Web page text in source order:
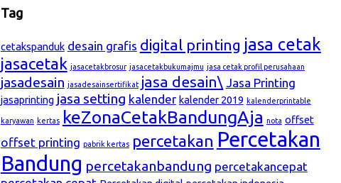
Tag
cetakspanduk desain grafis digital printing jasa cetak
jasacetak jasacetakbrosur jasacetakbukumajmu jasa cetak profil perusahaan
jasadesain jasadesainsertifikat jasa desain\ Jasa Printing
jasaprinting jasa setting kalender kalender 2019 kalenderprintable
karyawan kertas keZonaCetakBandungAja nota offset
offset printing pabrik kertas percetakan Percetakan
Bandung percetakanbandung percetakancepat